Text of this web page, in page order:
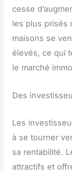
cesse
les plus prisés
maisons se
élevés, ce qui
le marché
Des
Les
à se tourner
sa rentabilité.
attractifs et